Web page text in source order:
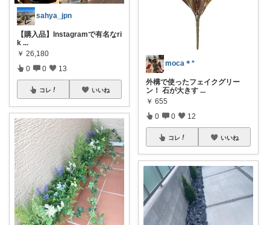
sahya_jpn
【購入品】Instagramで有名なri
k ...
￥ 26,180
0 0 13
コレ いいね
moca＊*
外構で使ったフェイクグリー
ン！ 石が大きす ...
￥ 655
0 0 12
コレ いいね